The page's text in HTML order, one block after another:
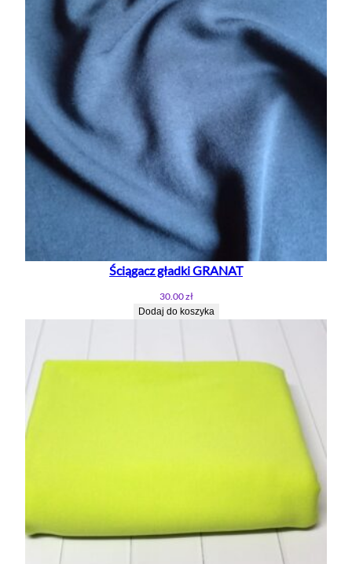
Ściągacz gładki GRANAT
30.00zł
Dodaj do koszyka